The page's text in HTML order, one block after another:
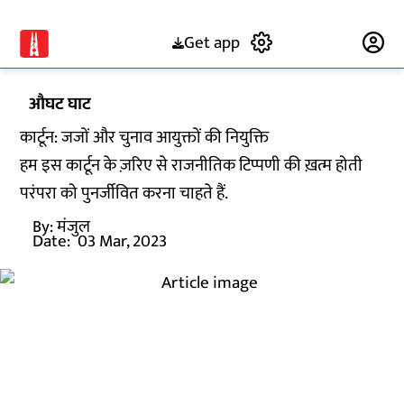
Get app
औघट घाट
कार्टून: जजों और चुनाव आयुक्तों की नियुक्ति
हम इस कार्टून के ज़रिए से राजनीतिक टिप्पणी की ख़त्म होती
परंपरा को पुनर्जीवित करना चाहते हैं.
By:मंजुल
Date: 03 Mar, 2023